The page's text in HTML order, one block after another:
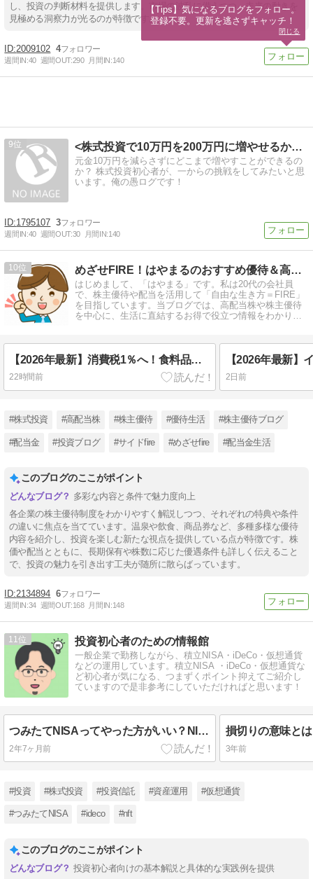
し、投資の判断材料を提供します。市場の波乱に備えつつ、未来の動きを
見極める洞察力が光るのが特徴です。
2009102 4
週間IN:40 週間OUT:290 月間IN:140
9 <株式投資で10万円を200万円に増やせるか？？に挑戦！>
元金10万円を減らさずにどこまで増やすことができるの
か？ 株式投資初心者が、一からの挑戦をしてみたいと思
います。俺の愚ログです！
1795107 3
週間IN:40 週間OUT:30 月間IN:140
10 めざせFIRE！はやまるのおすすめ優待＆高配当株
はじめまして、「はやまる」です。私は20代の会社員
で、株主優待や配当を活用して「自由な生き方＝FIRE」
を目指しています。当ブログでは、高配当株や株主優待
を中心に、生活に直結するお得で役立つ情報をわかりや
【2026年最新】消費税1％へ！食料品の減税を閣議決定｜2027年4月から2年間、いつから安くなる？
22時間前 2日前
#株式投資 #高配当株 #株主優待 #優待生活 #株主優待ブログ
#配当金 #投資ブログ #サイドfire #めざせfire #配当金生活
このブログのここがポイント
多彩な内容と条件で魅力度向上
各企業の株主優待制度をわかりやすく解説しつつ、それぞれの特典や条件
の違いに焦点を当てています。温泉や飲食、商品券など、多種多様な優待
内容を紹介し、投資を楽しむ新たな視点を提供している点が特徴です。株
価や配当とともに、長期保有や株数に応じた優遇条件も詳しく伝えること
で、投資の魅力を引き出す工夫が随所に散らばっています。
2134894 6
週間IN:34 週間OUT:168 月間IN:148
11 投資初心者のための情報館
一般企業で勤務しながら、積立NISA・iDeCo・仮想通貨
などの運用しています。積立NISA ・iDeCo・仮想通貨な
ど初心者が気になる、つまずくポイント抑えてご紹介し
ていますので是非参考にしていただければと思います！
つみたてNISAってやった方がいい？NISAを初めてもうすぐ2年。どのくらい儲かるのか徹底解説！
2年7ヶ月前 3年前
#投資 #株式投資 #投資信託 #資産運用 #仮想通貨
#つみたてNISA #ideco #nft
このブログのここがポイント
投資初心者向けの基本解説と具体的な実践例を提供
【Tips】気になるブログをフォロー。
登録不要。更新を逃さずキャッチ！
閉じる